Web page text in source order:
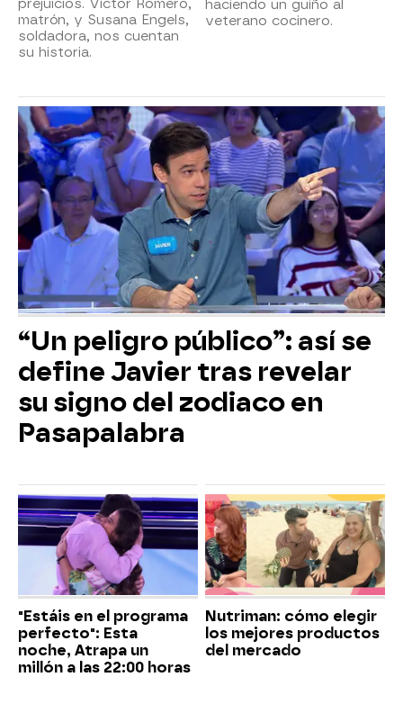
prejuicios. Víctor Romero,
matrón, y Susana Engels,
soldadora, nos cuentan
su historia.
haciendo un guiño al
veterano cocinero.
“Un peligro público”: así se
define Javier tras revelar
su signo del zodiaco en
Pasapalabra
"Estáis en el programa
perfecto": Esta
noche, Atrapa un
millón a las 22:00 horas
Nutriman: cómo elegir
los mejores productos
del mercado